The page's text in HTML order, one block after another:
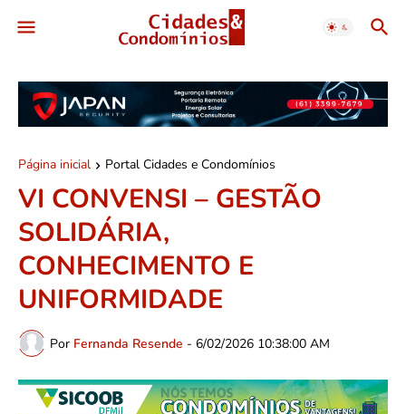
Página inicial Portal Cidades e Condomínios
VI CONVENSI – GESTÃO
SOLIDÁRIA,
CONHECIMENTO E
UNIFORMIDADE
Por Fernanda Resende - 6/02/2026 10:38:00 AM